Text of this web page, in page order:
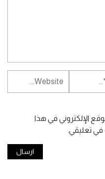
الإلكتروني في هذا
في تعليقي.